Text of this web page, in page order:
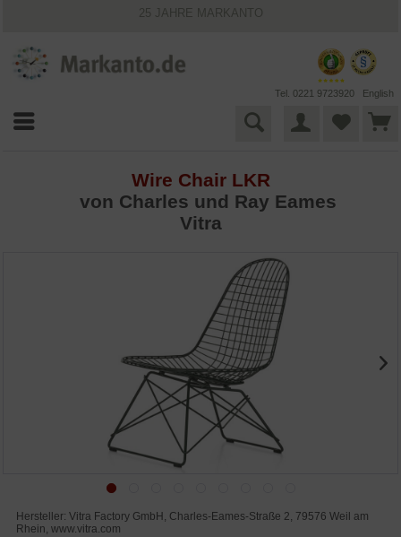
25 JAHRE MARKANTO
VIELFÄLTIGE ZAHLUNGSMÖGLICHKEITEN
BESTPRICE-GARANTIE
Tel. 0221 9723920 English
Wire Chair LKR
von Charles und Ray Eames
Vitra
Hersteller: Vitra Factory GmbH, Charles-Eames-Straße 2, 79576 Weil am
Rhein, www.vitra.com